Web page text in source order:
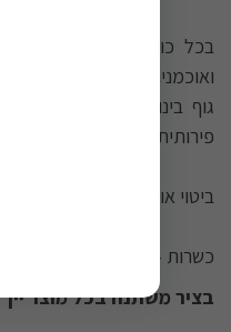
בכל כוס תמצאו מחול של
ואוכמניות טריות נפגשים עם
גוף בינוני-מלא, חומציות
פירותית ורעננה.
ביטוי אותנטי ונגיש של טרואר
כשרות - OK / הרב אוירבך / מועצה דתית אזורית רמת הגולן.
בציר משתנה בכל מוצר יין